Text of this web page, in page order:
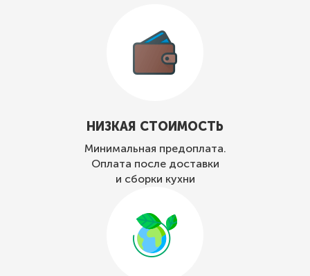
НИЗКАЯ СТОИМОСТЬ
Минимальная предоплата.
Оплата после доставки
и сборки кухни